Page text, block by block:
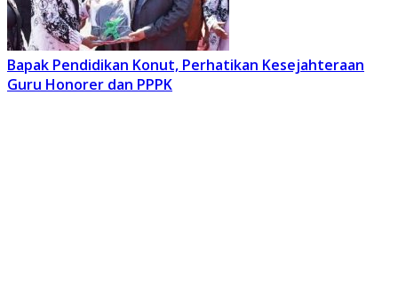
Bapak Pendidikan Konut, Perhatikan Kesejahteraan
Guru Honorer dan PPPK